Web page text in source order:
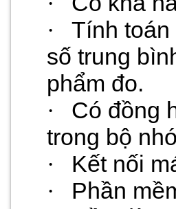
·
Tính
số trung
phẩm đo.
·
Có đồng
trong bộ
·
Kết nối
·
Phần